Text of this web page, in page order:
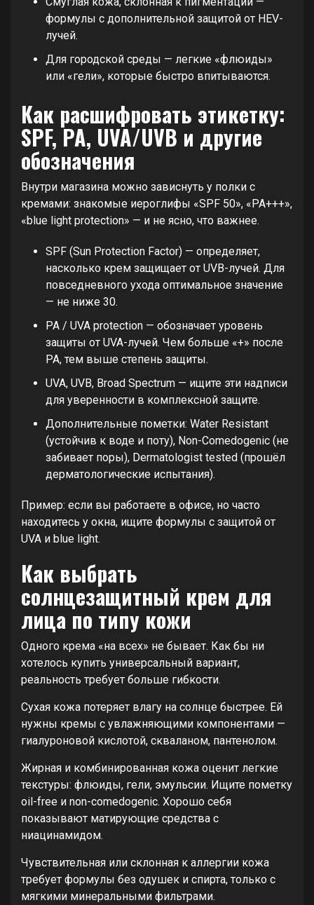
формулы с дополнительной защитой от HEV-
лучей.
Для городской среды — легкие «флюиды»
или «гели», которые быстро впитываются.
Как расшифровать этикетку:
SPF, PA, UVA/UVB и другие
обозначения
Внутри магазина можно зависнуть у полки с
кремами: знакомые иероглифы «SPF 50», «PA+++»,
«blue light protection» — и не ясно, что важнее.
SPF (Sun Protection Factor) — определяет,
насколько крем защищает от UVB-лучей. Для
повседневного ухода оптимальное значение
— не ниже 30.
PA / UVA protection — обозначает уровень
защиты от UVA-лучей. Чем больше «+» после
PA, тем выше степень защиты.
UVA, UVB, Broad Spectrum — ищите эти надписи
для уверенности в комплексной защите.
Дополнительные пометки: Water Resistant
(устойчив к воде и поту), Non-Comedogenic (не
забивает поры), Dermatologist tested (прошёл
дерматологические испытания).
Пример: если вы работаете в офисе, но часто
находитесь у окна, ищите формулы с защитой от
UVA и blue light.
Как выбрать
солнцезащитный крем для
лица по типу кожи
Одного крема «на всех» не бывает. Как бы ни
хотелось купить универсальный вариант,
реальность требует больше гибкости.
Сухая кожа потеряет влагу на солнце быстрее. Ей
нужны кремы с увлажняющими компонентами —
гиалуроновой кислотой, скваланом, пантенолом.
Жирная и комбинированная кожа оценит легкие
текстуры: флюиды, гели, эмульсии. Ищите пометку
oil-free и non-comedogenic. Хорошо себя
показывают матирующие средства с
ниацинамидом.
Чувствительная или склонная к аллергии кожа
требует формулы без одушек и спирта, только с
мягкими минеральными фильтрами.